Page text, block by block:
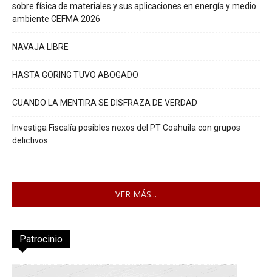
sobre física de materiales y sus aplicaciones en energía y medio
ambiente CEFMA 2026
NAVAJA LIBRE
HASTA GÖRING TUVO ABOGADO
CUANDO LA MENTIRA SE DISFRAZA DE VERDAD
Investiga Fiscalía posibles nexos del PT Coahuila con grupos
delictivos
VER MÁS...
Patrocinio